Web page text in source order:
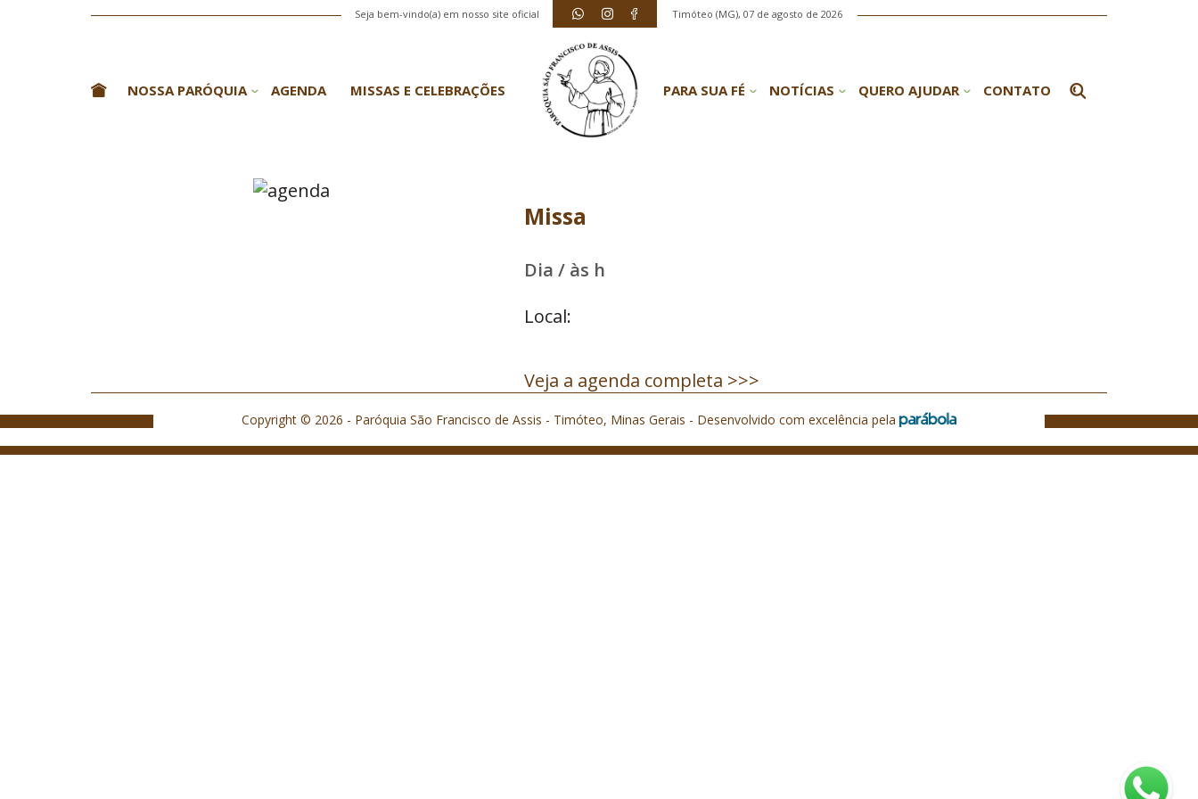
Seja bem-vindo(a) em nosso site oficial Timóteo (MG), 07 de agosto de 2026
NOSSA PARÓQUIA AGENDA MISSAS E CELEBRAÇÕES PARA SUA FÉ NOTÍCIAS QUERO AJUDAR CONTATO
Missa
Dia / às h
Local:
Veja a agenda completa >>>
Copyright © 2026 - Paróquia São Francisco de Assis - Timóteo, Minas Gerais - Desenvolvido com excelência pela